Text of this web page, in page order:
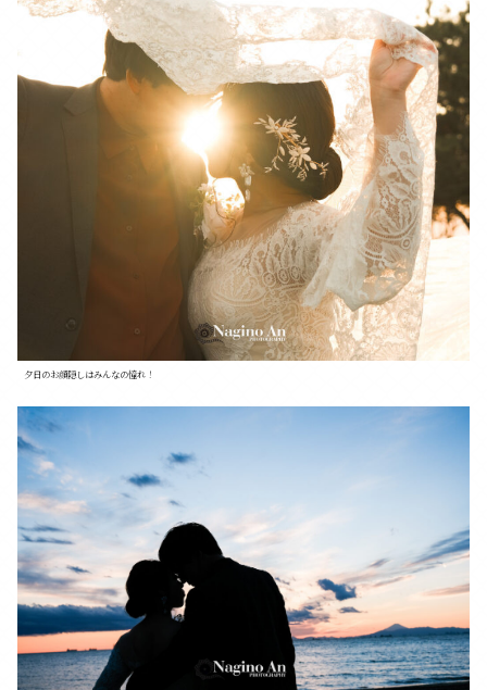
夕日のお顔隠しはみんなの憧れ！